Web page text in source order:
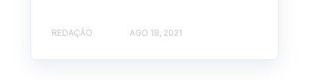
REDAÇÃO AGO 19, 2021